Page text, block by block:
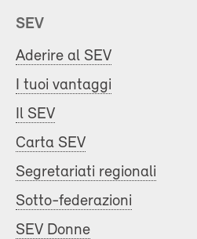
SEV
Aderire al SEV
I tuoi vantaggi
Il SEV
Carta SEV
Segretariati regionali
Sotto-federazioni
SEV Donne